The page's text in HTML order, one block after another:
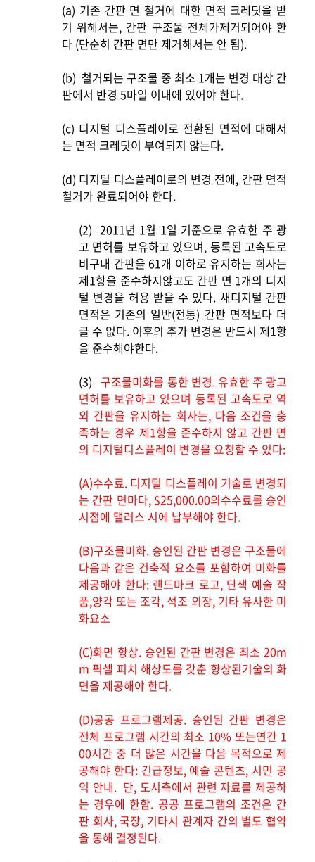
(a) 기존 간판 면 철거에 대한 면적 크레딧을 받
기 위해서는, 간판 구조물 전체가제거되어야 한
다 (단순히 간판 면만 제거해서는 안 됨).
(b) 철거되는 구조물 중 최소 1개는 변경 대상 간
판에서 반경 5마일 이내에 있어야 한다.
(c) 디지털 디스플레이로 전환된 면적에 대해서
는 면적 크레딧이 부여되지 않는다.
(d) 디지털 디스플레이로의 변경 전에, 간판 면적
철거가 완료되어야 한다.
(2) 2011년 1월 1일 기준으로 유효한 주 광
고 면허를 보유하고 있으며, 등록된 고속도로
비구내 간판을 61개 이하로 유지하는 회사는
제1항을 준수하지않고도 간판 면 1개의 디지
털 변경을 허용 받을 수 있다. 새디지털 간판
면적은 기존의 일반(전통) 간판 면적보다 더
클 수 없다. 이후의 추가 변경은 반드시 제1항
을 준수해야한다.
(3) 구조물미화를 통한 변경. 유효한 주 광고
면허를 보유하고 있으며 등록된 고속도로 역
외 간판을 유지하는 회사는, 다음 조건을 충
족하는 경우 제1항을 준수하지 않고 간판 면
의 디지털디스플레이 변경을 요청할 수 있다:
(A)수수료. 디지털 디스플레이 기술로 변경되
는 간판 면마다, $25,000.00의수수료를 승인
시점에 댈러스 시에 납부해야 한다.
(B)구조물미화. 승인된 간판 변경은 구조물에
다음과 같은 건축적 요소를 포함하여 미화를
제공해야 한다: 랜드마크 로고, 단색 예술 작
품,양각 또는 조각, 석조 외장, 기타 유사한 미
화요소
(C)화면 향상. 승인된 간판 변경은 최소 20m
m 픽셀 피치 해상도를 갖춘 향상된기술의 화
면을 제공해야 한다.
(D)공공 프로그램제공. 승인된 간판 변경은
전체 프로그램 시간의 최소 10% 또는연간 1
00시간 중 더 많은 시간을 다음 목적으로 제
공해야 한다: 긴급정보, 예술 콘텐츠, 시민 공
익 안내. 단, 도시측에서 관련 자료를 제공하
는 경우에 한함. 공공 프로그램의 조건은 간
판 회사, 국장, 기타시 관계자 간의 별도 협약
을 통해 결정된다.